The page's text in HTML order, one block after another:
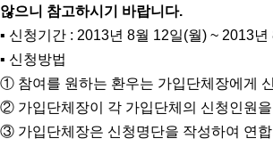
않으니 참고하시기 바랍니다.
▪ 신청기간 : 2013년 8월 12일(월) ~ 2013
▪ 신청방법
① 참여를 원하는 환우는 가입단체장에게
② 가입단체장이 각 가입단체의 신청인원
③ 가입단체장은 신청명단을 작성하여 연